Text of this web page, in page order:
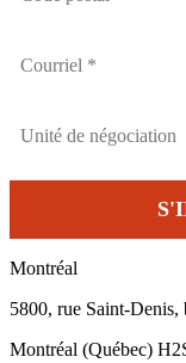
Montréal
5800, rue Saint-Denis,
Montréal (Québec)